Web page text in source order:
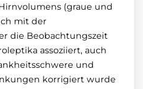
(graue und
mit der
die Beobachtungszeit
assoziiert, auch
und
korrigiert wurde